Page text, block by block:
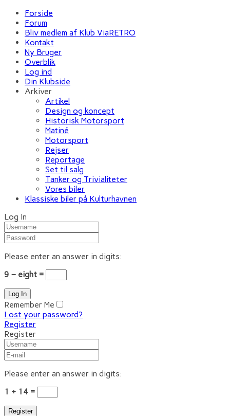
Forside
Forum
Bliv medlem af Klub ViaRETRO
Kontakt
Ny Bruger
Overblik
Log ind
Din Klubside
Arkiver
Artikel
Design og koncept
Historisk Motorsport
Matiné
Motorsport
Rejser
Reportage
Set til salg
Tanker og Trivialiteter
Vores biler
Klassiske biler på Kulturhavnen
Log In
Please enter an answer in digits:
9 − eight =
Remember Me
Lost your password?
Register
Register
Please enter an answer in digits:
1 + 14 =